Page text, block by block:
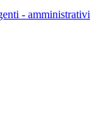
- amministrativi